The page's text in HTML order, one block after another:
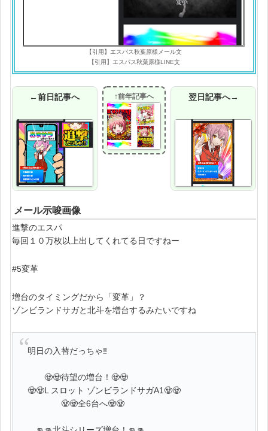
【引用】エスパス秋葉原様メール文
【引用】エスパス秋葉原様LINE文
←前日記事へ ↑前年記事へ 翌日記事へ→
メール示唆画像
進撃のエスパ
毎回１０万枚以上出してくれてる日ですねー
#5変革
増台のタイミングだから「変革」？
ゾンビランドサガと北斗を増台するみたいですね
明日の入替だっちゃ‼️
🧟🧟待望の増台！🧟🧟
🧟🧟L スロット ゾンビランドサガA1🧟🧟
🧟🧟全6台へ🧟🧟